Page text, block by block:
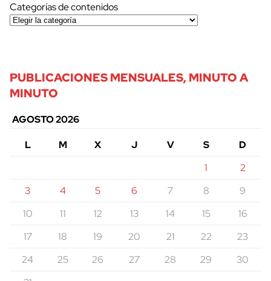
Categorías de contenidos
PUBLICACIONES MENSUALES, MINUTO A
MINUTO
AGOSTO 2026
L
M X J V S
D
1
2
3
4 5 6 7 8
9
10
11 12 13 14 15
16
17
18 19 20 21 22
23
24
25 26 27 28 29
30